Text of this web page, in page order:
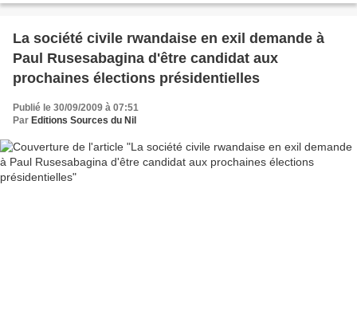
La société civile rwandaise en exil demande à
Paul Rusesabagina d'être candidat aux
prochaines élections présidentielles
Publié le 30/09/2009 à 07:51
Par Editions Sources du Nil